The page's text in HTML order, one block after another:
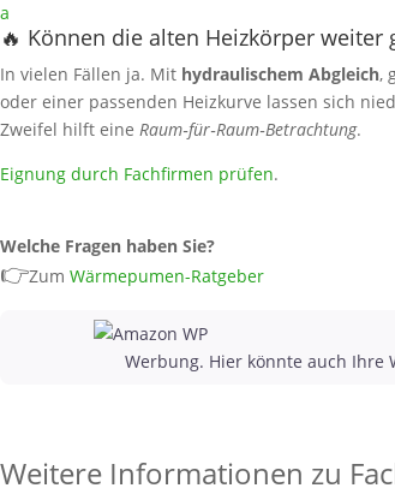
a
🔥 Können die alten Heizkörper weiter
In vielen Fällen ja. Mit hydraulischem Abgleich,
oder einer passenden Heizkurve lassen sich
Zweifel hilft eine Raum‑für‑Raum‑Betrachtung.
Eignung durch Fachfirmen prüfen.
Welche Fragen haben Sie?
👉Zum Wärmepumen-Ratgeber
Werbung. Hier könnte auch Ihre
Weitere Informationen zu